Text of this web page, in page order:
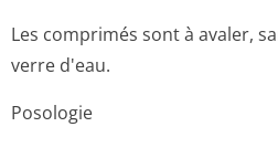
Les comprimés sont à avaler,
verre d'eau.
Posologie